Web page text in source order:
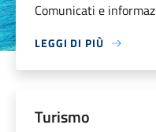
Comunicati e
LEGGI DI PIÙ
Turismo